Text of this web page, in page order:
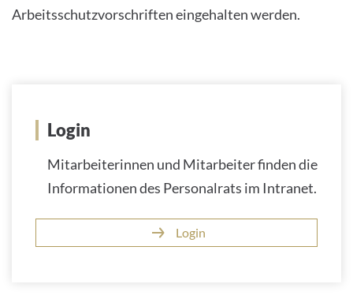
Arbeitsschutzvorschriften eingehalten werden.
Login
Mitarbeiterinnen und Mitarbeiter finden die
Informationen des Personalrats im Intranet.
Login